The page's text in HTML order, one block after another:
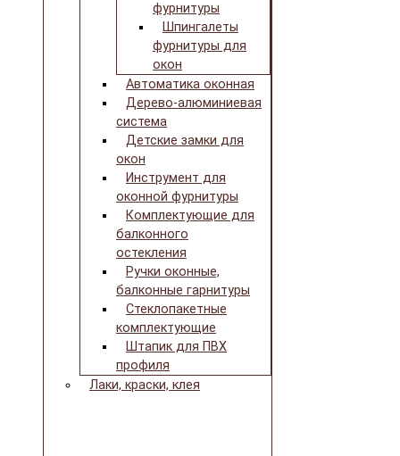
фурнитуры
Шпингалеты
фурнитуры для
окон
Автоматика оконная
Дерево-алюминиевая
система
Детские замки для
окон
Инструмент для
оконной фурнитуры
Комплектующие для
балконного
остекления
Ручки оконные,
балконные гарнитуры
Стеклопакетные
комплектующие
Штапик для ПВХ
профиля
Лаки, краски, клея